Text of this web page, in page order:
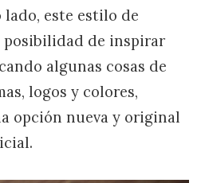
este estilo de
posibilidad de inspirar
algunas cosas de
logos y colores,
opción nueva y original